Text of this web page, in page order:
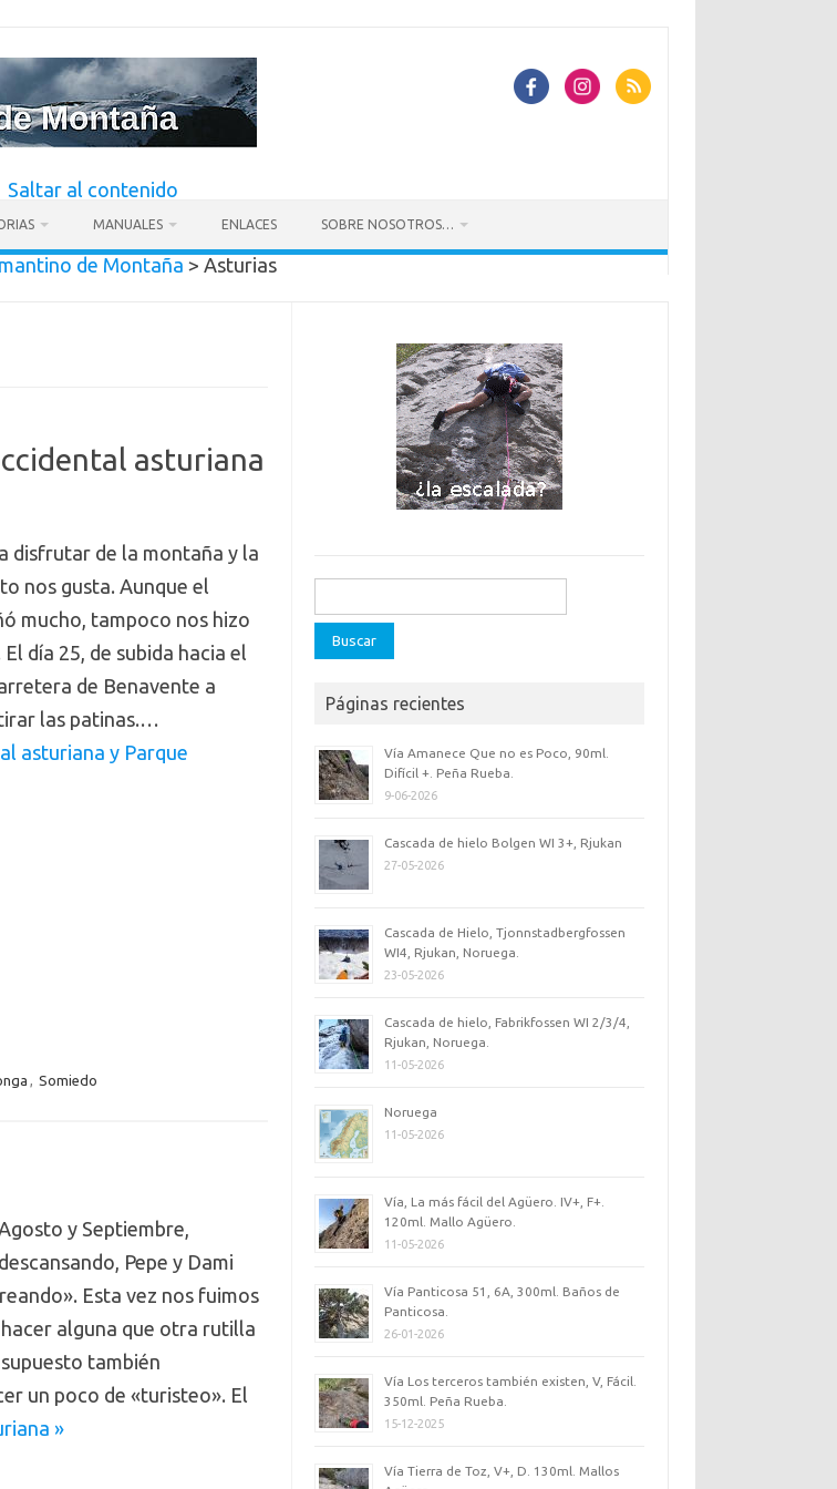
Saltar al contenido
MANUALES ENLACES SOBRE NOSOTROS…
de Montaña > Asturias
asturiana
disfrutar de la montaña y la
nos gusta. Aunque el
mucho, tampoco nos hizo
día 25, de subida hacia el
de Benavente a
las patinas.…
asturiana y Parque
, Somiedo
y Septiembre,
Pepe y Dami
Esta vez nos fuimos
alguna que otra rutilla
también
un poco de «turisteo». El
»
Páginas recientes
Vía Amanece Que no es Poco, 90ml.
Difícil +. Peña Rueba.
9-06-2026
Cascada de hielo Bolgen WI 3+, Rjukan
27-05-2026
Cascada de Hielo, Tjonnstadbergfossen
WI4, Rjukan, Noruega.
23-05-2026
Cascada de hielo, Fabrikfossen WI 2/3/4,
Rjukan, Noruega.
11-05-2026
Noruega
11-05-2026
Vía, La más fácil del Agüero. IV+, F+.
120ml. Mallo Agüero.
11-05-2026
Vía Panticosa 51, 6A, 300ml. Baños de
Panticosa.
26-01-2026
Vía Los terceros también existen, V, Fácil.
350ml. Peña Rueba.
15-12-2025
Vía Tierra de Toz, V+, D. 130ml. Mallos